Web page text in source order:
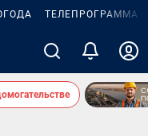
ТЕЛЕПРОГРАММА